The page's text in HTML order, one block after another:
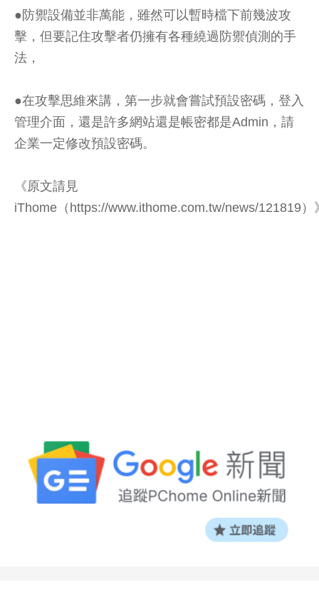
●防禦設備並非萬能，雖然可以暫時檔下前幾波攻
擊，但要記住攻擊者仍擁有各種繞過防禦偵測的手
法，
●在攻擊思維來講，第一步就會嘗試預設密碼，登入
管理介面，還是許多網站還是帳密都是Admin，請
企業一定修改預設密碼。
《原文請見
iThome（https://www.ithome.com.tw/news/121819）